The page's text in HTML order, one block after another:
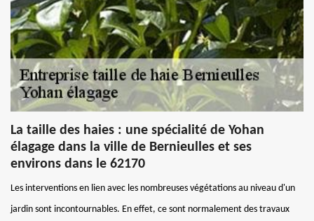
La taille des haies : une spécialité de Yohan
élagage dans la ville de Bernieulles et ses
environs dans le 62170
Les interventions en lien avec les nombreuses végétations au niveau d'un
jardin sont incontournables. En effet, ce sont normalement des travaux